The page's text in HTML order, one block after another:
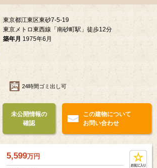
東京都江東区東砂7-5-19
東京メトロ東西線「南砂町駅」徒歩12分
築年月 1975年6月
24時間ゴミ出し可
未公開情報の
確認
この建物について
お問い合わせ
5,599万円